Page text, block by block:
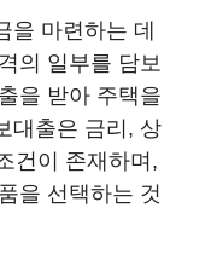
을 마련하는 데
의 일부를 담보
을 받아 주택을
대출은 금리, 상
건이 존재하며,
을 선택하는 것